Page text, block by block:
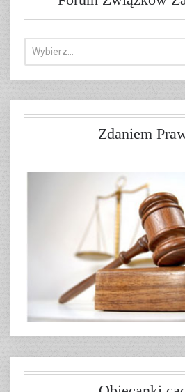
Zdaniem